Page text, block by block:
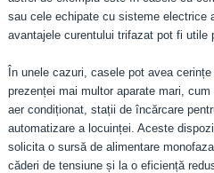
sau cele echipate cu sisteme electrice
avantajele curentului trifazat pot fi utile
În unele cazuri, casele pot avea
prezenței mai multor aparate mari,
aer condiționat, stații de încărcare
automatizare a locuinței. Aceste
solicita o sursă de alimentare
căderi de tensiune și la o eficiență